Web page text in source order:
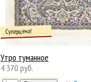
Утро туманное
Суперцена!
4 370 руб.